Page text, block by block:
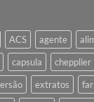
ACS agente
capsula chepplier
extratos